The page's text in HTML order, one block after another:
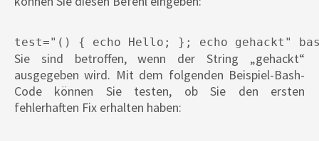
test="() { echo Hello; }; echo gehackt"
Sie sind betroffen, wenn der String „gehackt“
ausgegeben wird. Mit dem folgenden Beispiel-Bash-
Code können Sie testen, ob Sie den ersten
fehlerhaften Fix erhalten haben: